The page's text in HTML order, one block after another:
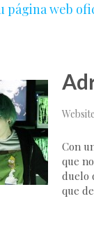
página web
Website
Con
que
duelo
que